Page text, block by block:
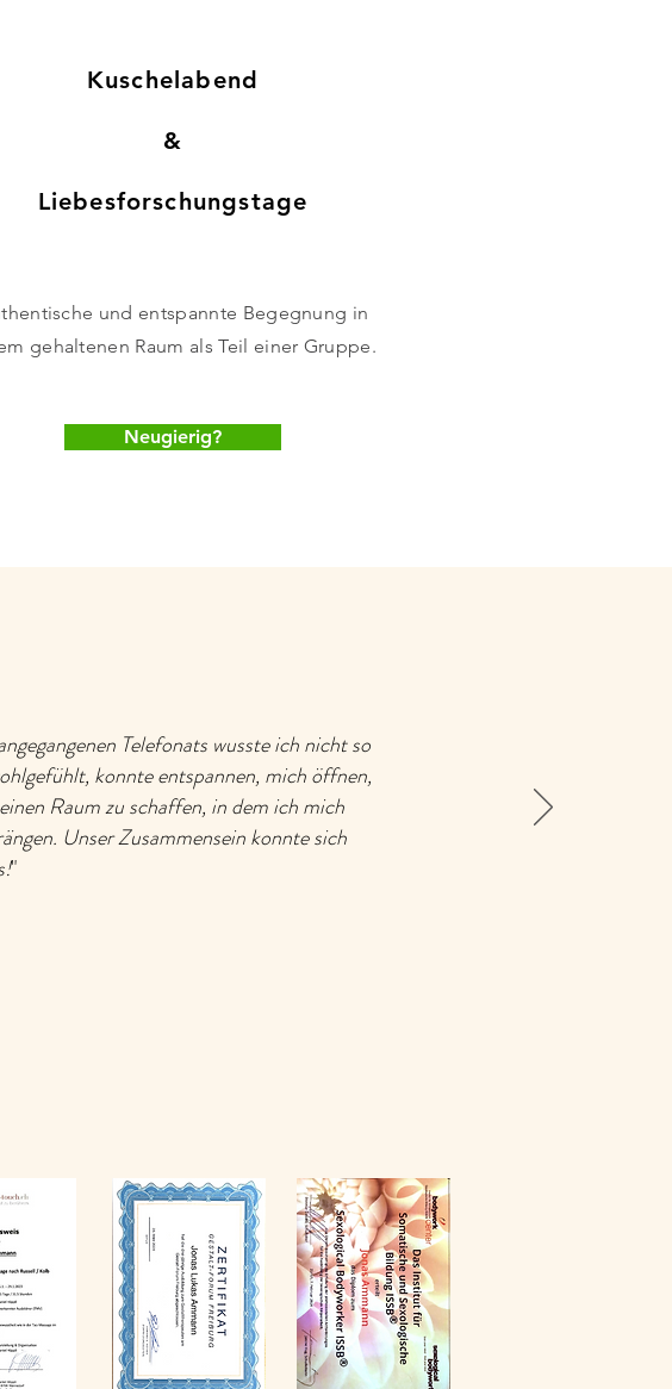
Kuschelabend
&
Liebesforschungstage
und entspannte Begegnung in
gehaltenen Raum als Teil einer Gruppe.
Neugierig?
Telefonats wusste ich nicht so
konnte entspannen, mich öffnen,
Raum zu schaffen, in dem ich mich
Unser Zusammensein konnte sich
"